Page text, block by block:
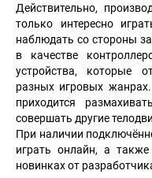
Действительно,
только интересно
наблюдать со стороны
в качестве
устройства, которые
разных игровых
приходится
совершать другие
При наличии
играть онлайн, а
новинках от